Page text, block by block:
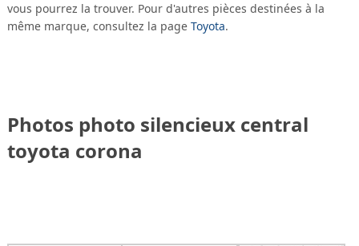
vous pourrez la trouver. Pour d'autres pièces destinées à la
même marque, consultez la page Toyota.
Photos photo silencieux central
toyota corona